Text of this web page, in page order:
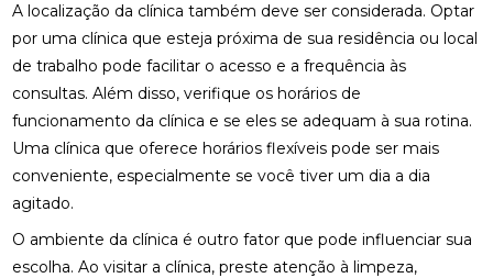
A localização da clínica também deve ser considerada. Optar
por uma clínica que esteja próxima de sua residência ou local
de trabalho pode facilitar o acesso e a frequência às
consultas. Além disso, verifique os horários de
funcionamento da clínica e se eles se adequam à sua rotina.
Uma clínica que oferece horários flexíveis pode ser mais
conveniente, especialmente se você tiver um dia a dia
agitado.
O ambiente da clínica é outro fator que pode influenciar sua
escolha. Ao visitar a clínica, preste atenção à limpeza,
COMO AS PALMILHAS AJUDAM NO SEU
TRATAMENTO?
COMO AS PALMILHAS PARA JOANETE PODEM
MELHORAR SEU CONFORTO
COMO ENCONTRAR QUIROPRAXIA PERTO DE VOCÊ
PARA ALÍVIO DAS DORES
QUALIFICADO